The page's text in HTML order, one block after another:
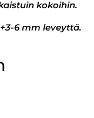
kokoihin.
6 mm leveyttä.